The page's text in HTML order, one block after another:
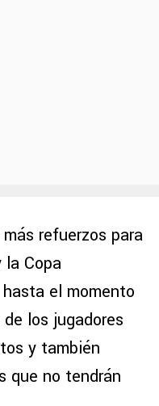
refuerzos para
Copa
el momento
los jugadores
y también
que no tendrán